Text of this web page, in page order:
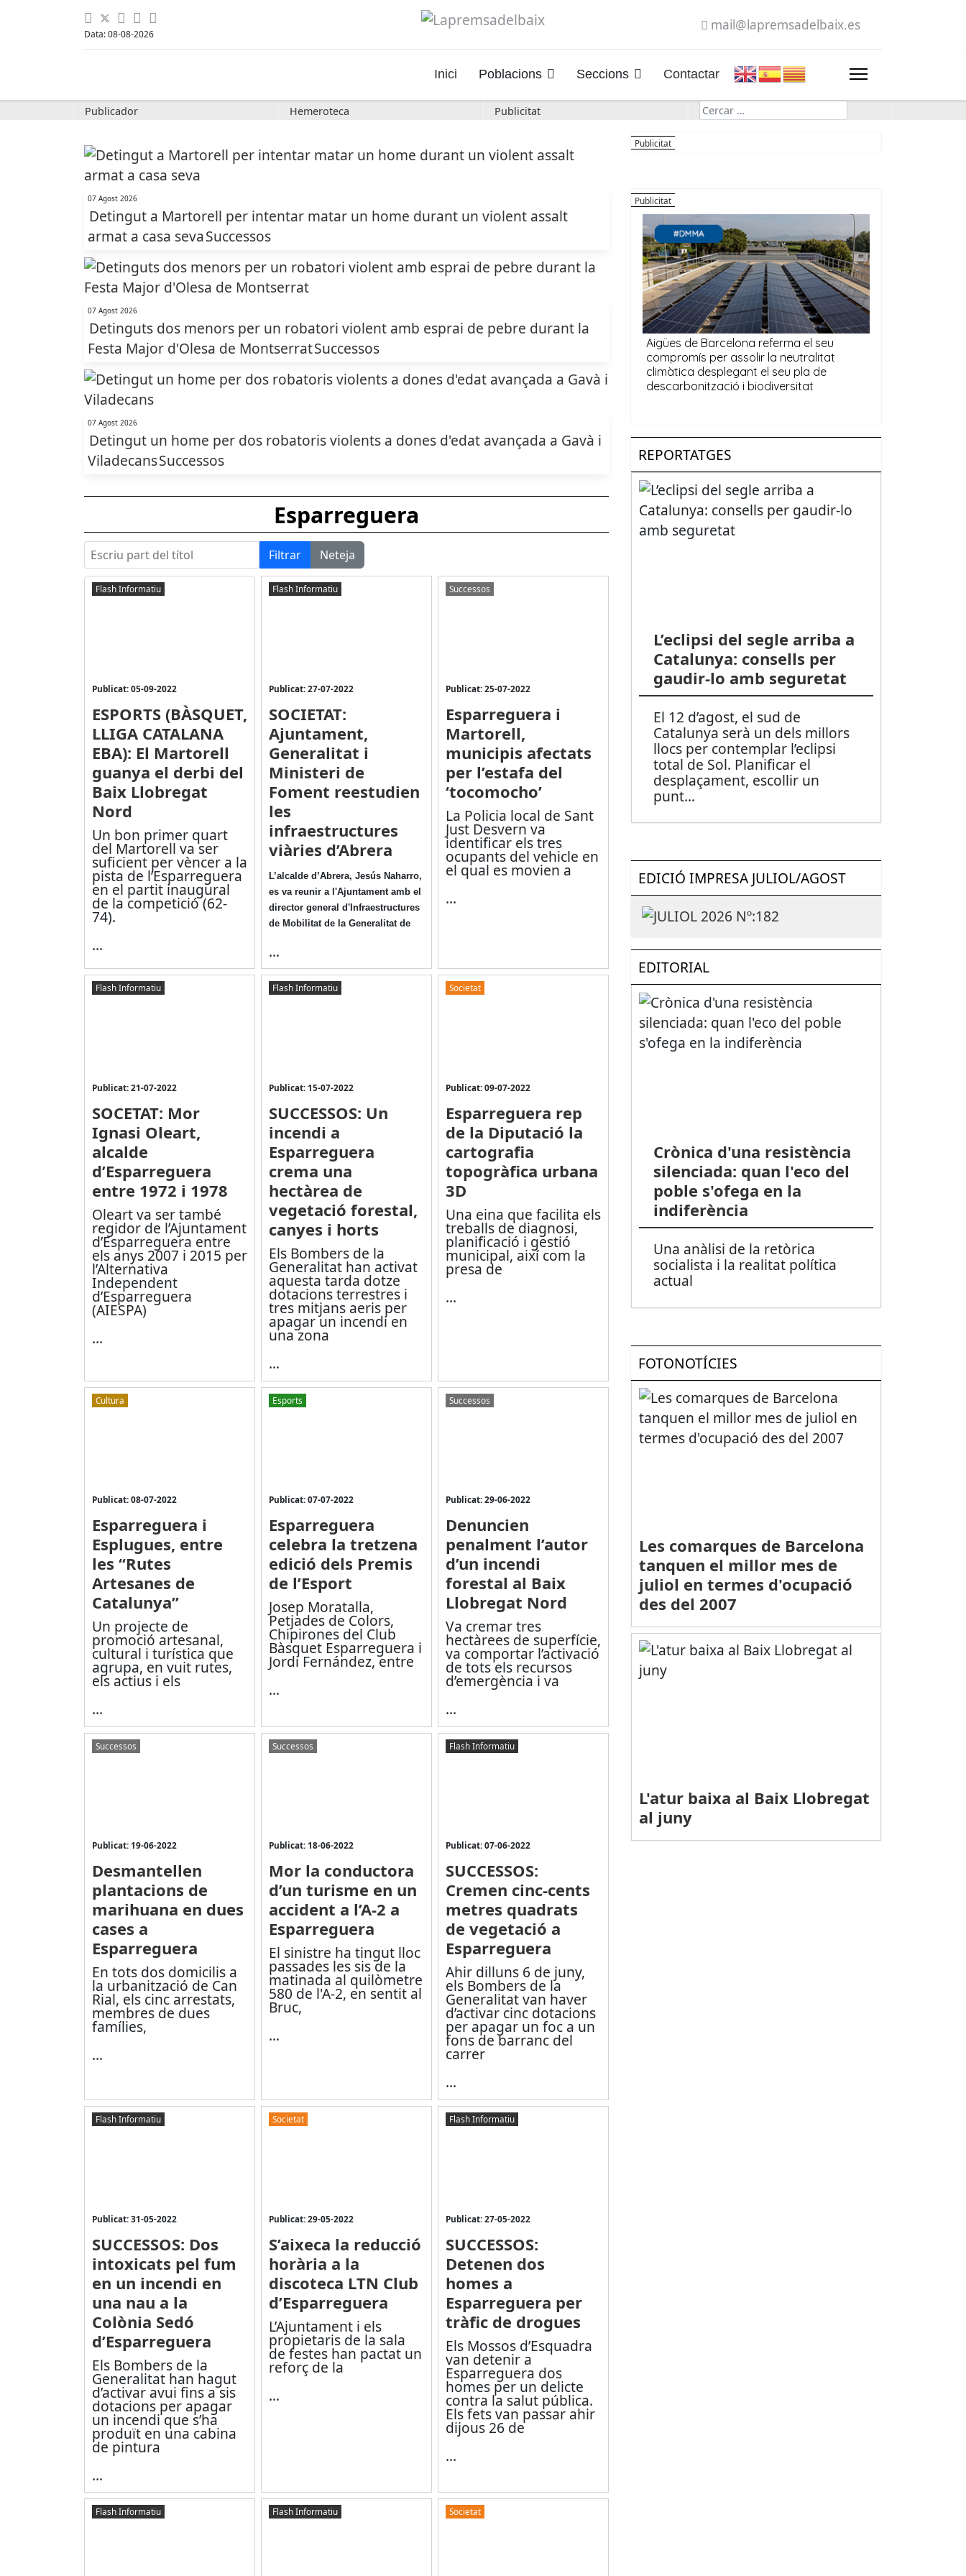
Data: 08-08-2026
mail@lapremsadelbaix.es
Inici Poblacions Seccions Contactar
Publicador Hemeroteca Publicitat Cerca
07 Agost 2026
Detingut a Martorell per intentar matar un home durant un violent assalt
armat a casa sevaSuccessos
07 Agost 2026
Detinguts dos menors per un robatori violent amb esprai de pebre durant la
Festa Major d'Olesa de MontserratSuccessos
07 Agost 2026
Detingut un home per dos robatoris violents a dones d'edat avançada a Gavà i
ViladecansSuccessos
Esparreguera
Escriu part del títol Filtrar Neteja
Flash Informatiu
Publicat: 05-09-2022
ESPORTS (BÀSQUET,
LLIGA CATALANA
EBA): El Martorell
guanya el derbi del
Baix Llobregat
Nord
Un bon primer quart
del Martorell va ser
suficient per vèncer a la
pista de l’Esparreguera
en el partit inaugural
de la competició (62-
74).
...
Flash Informatiu
Publicat: 27-07-2022
SOCIETAT:
Ajuntament,
Generalitat i
Ministeri de
Foment reestudien
les
infraestructures
viàries d’Abrera
L’alcalde d’Abrera, Jesús Naharro,
es va reunir a l'Ajuntament amb el
director general d'Infraestructures
de Mobilitat de la Generalitat de
...
Successos
Publicat: 25-07-2022
Esparreguera i
Martorell,
municipis afectats
per l’estafa del
‘tocomocho’
La Policia local de Sant
Just Desvern va
identificar els tres
ocupants del vehicle en
el qual es movien a
...
Flash Informatiu
Publicat: 21-07-2022
SOCETAT: Mor
Ignasi Oleart,
alcalde
d’Esparreguera
entre 1972 i 1978
Oleart va ser també
regidor de l’Ajuntament
d’Esparreguera entre
els anys 2007 i 2015 per
l’Alternativa
Independent
d’Esparreguera
(AIESPA)
...
Flash Informatiu
Publicat: 15-07-2022
SUCCESSOS: Un
incendi a
Esparreguera
crema una
hectàrea de
vegetació forestal,
canyes i horts
Els Bombers de la
Generalitat han activat
aquesta tarda dotze
dotacions terrestres i
tres mitjans aeris per
apagar un incendi en
una zona
...
Societat
Publicat: 09-07-2022
Esparreguera rep
de la Diputació la
cartografia
topogràfica urbana
3D
Una eina que facilita els
treballs de diagnosi,
planificació i gestió
municipal, així com la
presa de
...
Cultura
Publicat: 08-07-2022
Esparreguera i
Esplugues, entre
les “Rutes
Artesanes de
Catalunya”
Un projecte de
promoció artesanal,
cultural i turística que
agrupa, en vuit rutes,
els actius i els
...
Esports
Publicat: 07-07-2022
Esparreguera
celebra la tretzena
edició dels Premis
de l’Esport
Josep Moratalla,
Petjades de Colors,
Chipirones del Club
Bàsquet Esparreguera i
Jordi Fernández, entre
...
Successos
Publicat: 29-06-2022
Denuncien
penalment l’autor
d’un incendi
forestal al Baix
Llobregat Nord
Va cremar tres
hectàrees de superfície,
va comportar l’activació
de tots els recursos
d’emergència i va
...
Successos
Publicat: 19-06-2022
Desmantellen
plantacions de
marihuana en dues
cases a
Esparreguera
En tots dos domicilis a
la urbanització de Can
Rial, els cinc arrestats,
membres de dues
famílies,
...
Successos
Publicat: 18-06-2022
Mor la conductora
d’un turisme en un
accident a l’A-2 a
Esparreguera
El sinistre ha tingut lloc
passades les sis de la
matinada al quilòmetre
580 de l'A-2, en sentit al
Bruc,
...
Flash Informatiu
Publicat: 07-06-2022
SUCCESSOS:
Cremen cinc-cents
metres quadrats
de vegetació a
Esparreguera
Ahir dilluns 6 de juny,
els Bombers de la
Generalitat van haver
d’activar cinc dotacions
per apagar un foc a un
fons de barranc del
carrer
...
Flash Informatiu
Publicat: 31-05-2022
SUCCESSOS: Dos
intoxicats pel fum
en un incendi en
una nau a la
Colònia Sedó
d’Esparreguera
Els Bombers de la
Generalitat han hagut
d’activar avui fins a sis
dotacions per apagar
un incendi que s’ha
produït en una cabina
de pintura
...
Societat
Publicat: 29-05-2022
S’aixeca la reducció
horària a la
discoteca LTN Club
d’Esparreguera
L’Ajuntament i els
propietaris de la sala
de festes han pactat un
reforç de la
...
Flash Informatiu
Publicat: 27-05-2022
SUCCESSOS:
Detenen dos
homes a
Esparreguera per
tràfic de drogues
Els Mossos d’Esquadra
van detenir a
Esparreguera dos
homes per un delicte
contra la salut pública.
Els fets van passar ahir
dijous 26 de
...
Flash Informatiu Flash Informatiu Societat
REPORTATGES
L’eclipsi del segle arriba a
Catalunya: consells per
gaudir-lo amb seguretat
El 12 d’agost, el sud de
Catalunya serà un dels millors
llocs per contemplar l’eclipsi
total de Sol. Planificar el
desplaçament, escollir un
punt...
EDICIÓ IMPRESA JULIOL/AGOST
EDITORIAL
Crònica d'una resistència
silenciada: quan l'eco del
poble s'ofega en la
indiferència
Una anàlisi de la retòrica
socialista i la realitat política
actual
FOTONOTÍCIES
Les comarques de Barcelona
tanquen el millor mes de
juliol en termes d'ocupació
des del 2007
L'atur baixa al Baix Llobregat
al juny